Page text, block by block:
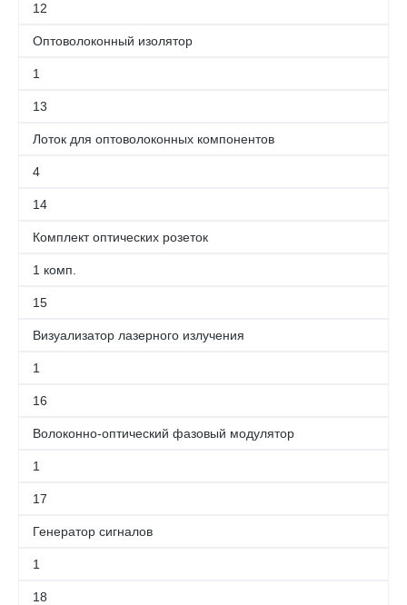
12
Оптоволоконный изолятор
1
13
Лоток для оптоволоконных компонентов
4
14
Комплект оптических розеток
1 комп.
15
Визуализатор лазерного излучения
1
16
Волоконно-оптический фазовый модулятор
1
17
Генератор сигналов
1
18